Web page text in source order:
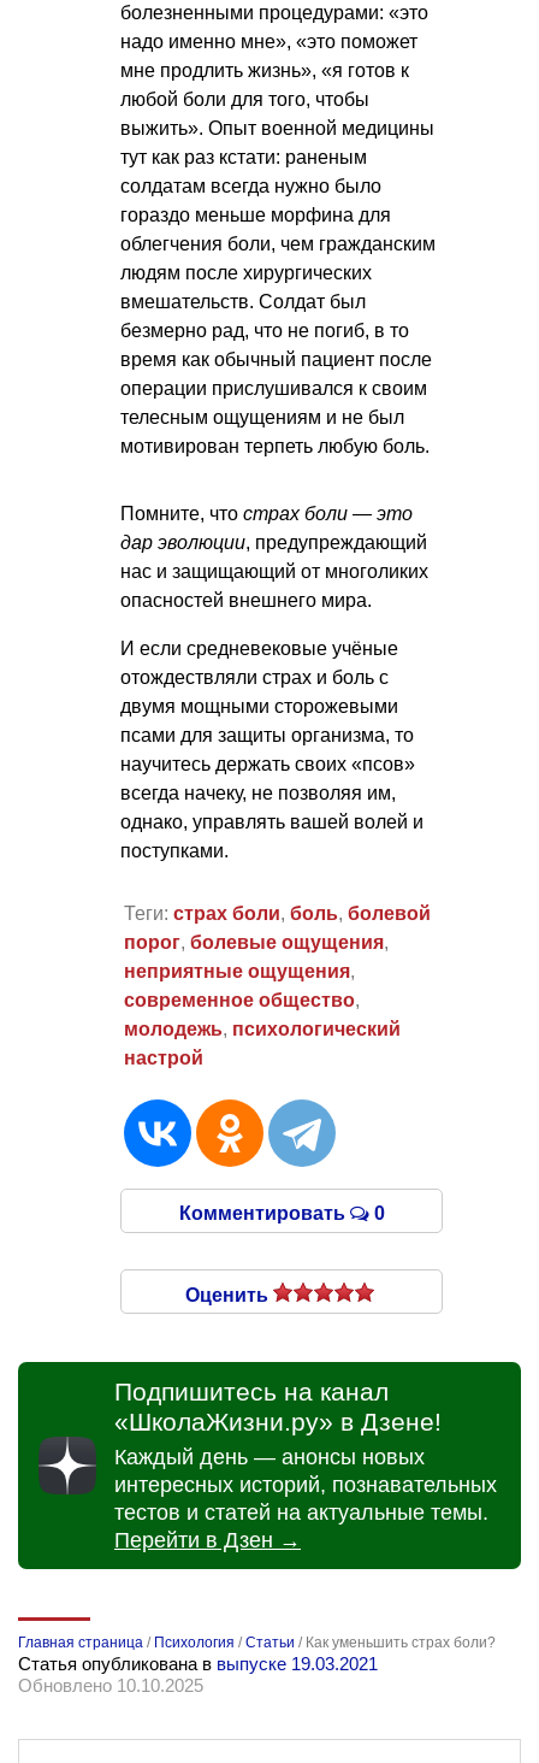
болезненными процедурами: «это
надо именно мне», «это поможет
мне продлить жизнь», «я готов к
любой боли для того, чтобы
выжить». Опыт военной медицины
тут как раз кстати: раненым
солдатам всегда нужно было
гораздо меньше морфина для
облегчения боли, чем гражданским
людям после хирургических
вмешательств. Солдат был
безмерно рад, что не погиб, в то
время как обычный пациент после
операции прислушивался к своим
телесным ощущениям и не был
мотивирован терпеть любую боль.
Помните, что страх боли — это
дар эволюции, предупреждающий
нас и защищающий от многоликих
опасностей внешнего мира.
И если средневековые учёные
отождествляли страх и боль с
двумя мощными сторожевыми
псами для защиты организма, то
научитесь держать своих «псов»
всегда начеку, не позволяя им,
однако, управлять вашей волей и
поступками.
Теги: страх боли, боль, болевой
порог, болевые ощущения,
неприятные ощущения,
современное общество,
молодежь, психологический
настрой
Комментировать 0
Оценить
Подпишитесь на канал
«ШколаЖизни.ру» в Дзене!
Каждый день — анонсы новых
интересных историй, познавательных
тестов и статей на актуальные темы.
Перейти в Дзен →
Главная страница / Психология /Статьи / Как уменьшить страх боли?
Статья опубликована в выпуске 19.03.2021
Обновлено 10.10.2025